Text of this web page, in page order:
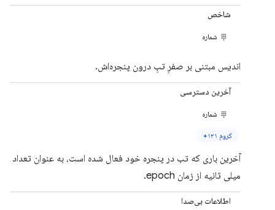
شاخص
شماره
اندیس مبتنی بر صفرِ تبِ درون پنجره‌اش.
آخرین دسترسی
شماره
کروم ۱۲۱+
آخرین باری که تب در پنجره خود فعال شده است، به عنوان تعداد
میلی ثانیه از زمان epoch.
اطلاعات بی‌صدا